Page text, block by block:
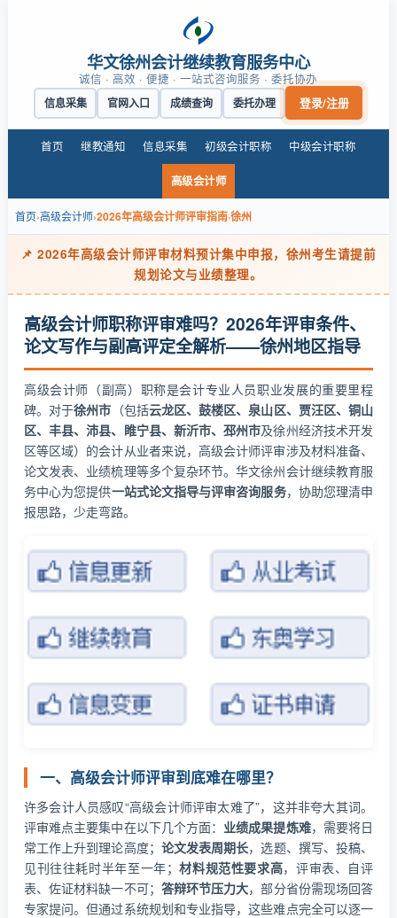
华文徐州会计继续教育服务中心
诚信 · 高效 · 便捷 · 一站式咨询服务 · 委托协办
信息采集
官网入口 成绩查询 委托办理 登录/注册
首页 继教通知 信息采集 初级会计职称 中级会计职称
高级会计师
首页›高级会计师›2026年高级会计师评审指南·徐州
📌 2026年高级会计师评审材料预计集中申报，徐州考生请提前
规划论文与业绩整理。
高级会计师职称评审难吗？2026年评审条件、
论文写作与副高评定全解析——徐州地区指导
高级会计师（副高）职称是会计专业人员职业发展的重要里程
碑。对于徐州市 （包括云龙区、鼓楼区、泉山区、贾汪区、铜山
区、丰县、沛县、睢宁县、新沂市、邳州市及徐州经济技术开发
区等区域）的会计从业者来说，高级会计师评审涉及材料准备、
论文发表、业绩梳理等多个复杂环节。华文徐州会计继续教育服
务中心为您提供一站式论文指导与评审咨询服务，协助您理清申
报思路，少走弯路。
一、高级会计师评审到底难在哪里？
许多会计人员感叹“高级会计师评审太难了”，这并非夸大其词。
评审难点主要集中在以下几个方面： 业绩成果提炼难，需要将日
常工作上升到理论高度； 论文发表周期长，选题、撰写、投稿、
见刊往往耗时半年至一年； 材料规范性要求高，评审表、自评
表、佐证材料缺一不可； 答辩环节压力大，部分省份需现场回答
专家提问。但通过系统规划和专业指导，这些难点完全可以逐一